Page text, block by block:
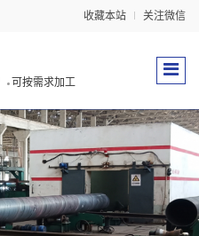
收藏本站 关注微信
可按需求加工